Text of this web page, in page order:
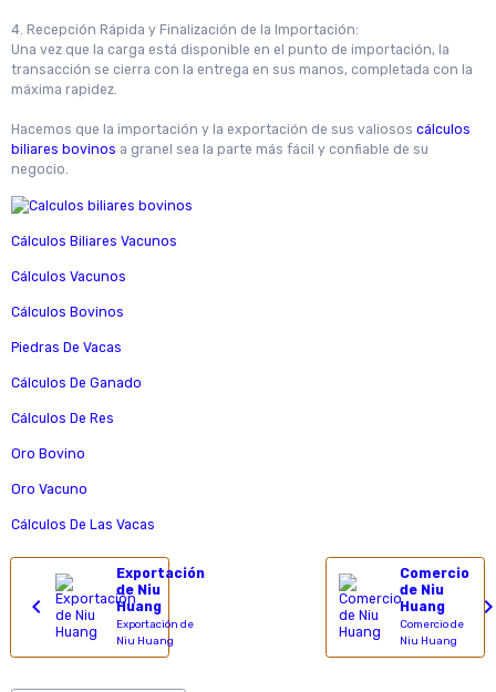
4. Recepción Rápida y Finalización de la Importación:
Una vez que la carga está disponible en el punto de importación, la
transacción se cierra con la entrega en sus manos, completada con la
máxima rapidez.
Hacemos que la importación y la exportación de sus valiosos cálculos
biliares bovinos a granel sea la parte más fácil y confiable de su
negocio.
Cálculos Biliares Vacunos
Cálculos Vacunos
Cálculos Bovinos
Piedras De Vacas
Cálculos De Ganado
Cálculos De Res
Oro Bovino
Oro Vacuno
Cálculos De Las Vacas
Exportación
de Niu
Huang
Exportación de
Niu Huang
Comercio
de Niu
Huang
Comercio de
Niu Huang